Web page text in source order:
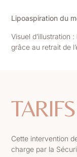
Lipoaspiration du
Visuel d’illustration
grâce au retrait de
TARIFS
Cette intervention
charge par la